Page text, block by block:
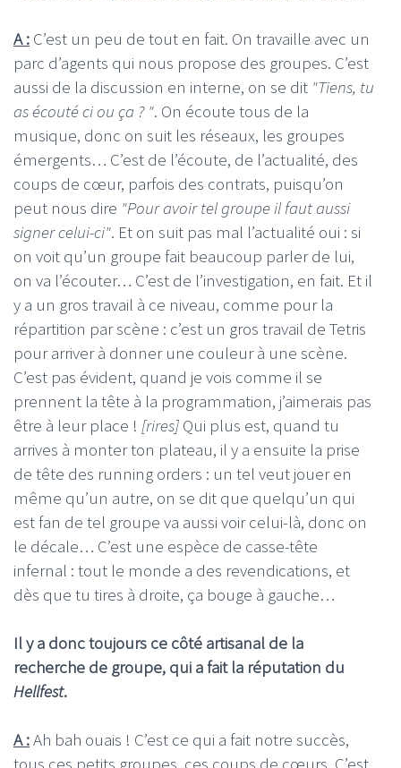
A : C’est un peu de tout en fait. On travaille avec un
parc d’agents qui nous propose des groupes. C’est
aussi de la discussion en interne, on se dit "Tiens, tu
as écouté ci ou ça ? ". On écoute tous de la
musique, donc on suit les réseaux, les groupes
émergents… C’est de l’écoute, de l’actualité, des
coups de cœur, parfois des contrats, puisqu’on
peut nous dire "Pour avoir tel groupe il faut aussi
signer celui-ci". Et on suit pas mal l’actualité oui : si
on voit qu’un groupe fait beaucoup parler de lui,
on va l’écouter… C’est de l’investigation, en fait. Et il
y a un gros travail à ce niveau, comme pour la
répartition par scène : c’est un gros travail de Tetris
pour arriver à donner une couleur à une scène.
C’est pas évident, quand je vois comme il se
prennent la tête à la programmation, j’aimerais pas
être à leur place ! [rires] Qui plus est, quand tu
arrives à monter ton plateau, il y a ensuite la prise
de tête des running orders : un tel veut jouer en
même qu’un autre, on se dit que quelqu’un qui
est fan de tel groupe va aussi voir celui-là, donc on
le décale… C’est une espèce de casse-tête
infernal : tout le monde a des revendications, et
dès que tu tires à droite, ça bouge à gauche…
Il y a donc toujours ce côté artisanal de la
recherche de groupe, qui a fait la réputation du
Hellfest.
A :Ah bah ouais ! C’est ce qui a fait notre succès,
tous ces petits groupes, ces coups de cœurs. C’est